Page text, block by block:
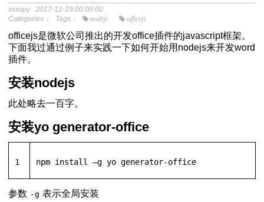
析SPSS视频教程
xxxspy
2017-12-19 00:00:00
Categories：
Tags： nodejs officejs
officejs是微软公司推出的开发office插件的javascript框架。
下面我过通过例子来实践一下如何开始用nodejs来开发word
插件。
安装nodejs
此处略去一百字。
安装yo generator-office
1 npm install –g yo generator-office
参数 -g 表示全局安装